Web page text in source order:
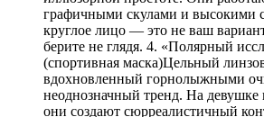
графичными скулами и высокими
круглое лицо — это не ваш
берите не глядя. 4. «Полярный
(спортивная маска)Цельный
вдохновленный горнолыжными
неоднозначный тренд. На
они создают сюрреалистичный